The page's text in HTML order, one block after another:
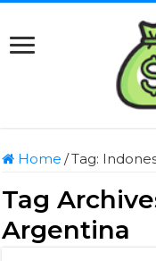
Home /Tag:
Tag
Argentina